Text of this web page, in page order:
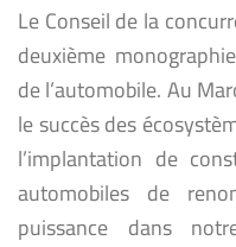
Le Conseil de la
deuxième
de l’automobile. Au
le succès des
l’implantation de
automobiles de
puissance dans